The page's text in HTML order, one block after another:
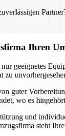
Ihren
geeignetes
zu
guter
wo es
und
steht